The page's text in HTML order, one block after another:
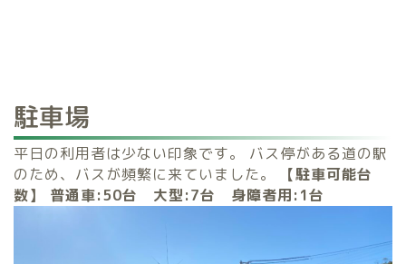
駐車場
平日の利用者は少ない印象です。 バス停がある道の駅
のため、バスが頻繁に来ていました。
【駐車可能台
数】 普通車:50台 大型:7台 身障者用:1台